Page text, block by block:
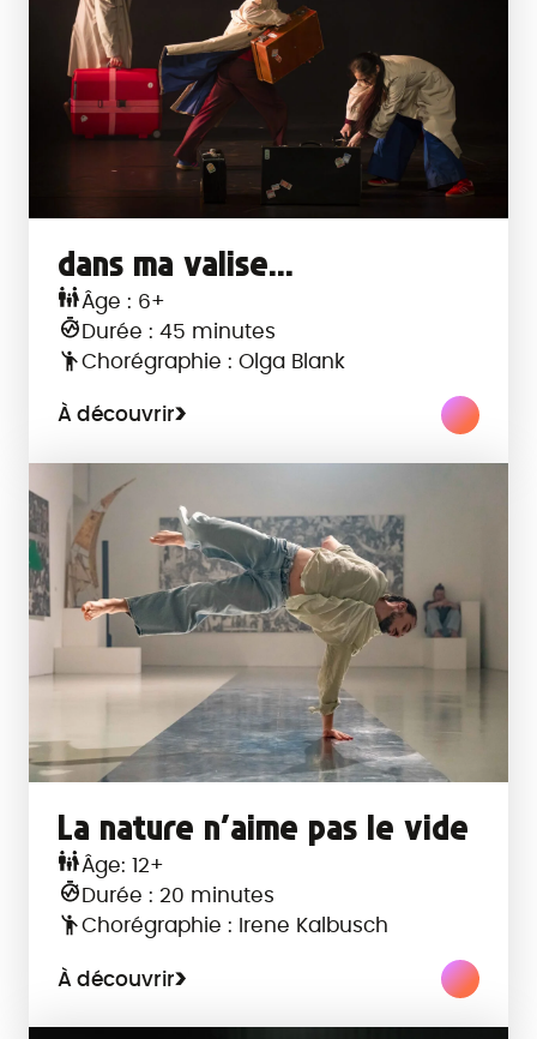
dans ma valise...
Âge : 6+
Durée : 45 minutes
Chorégraphie : Olga Blank
À découvrir
La nature n’aime pas le vide
Âge: 12+
Durée : 20 minutes
Chorégraphie : Irene Kalbusch
À découvrir